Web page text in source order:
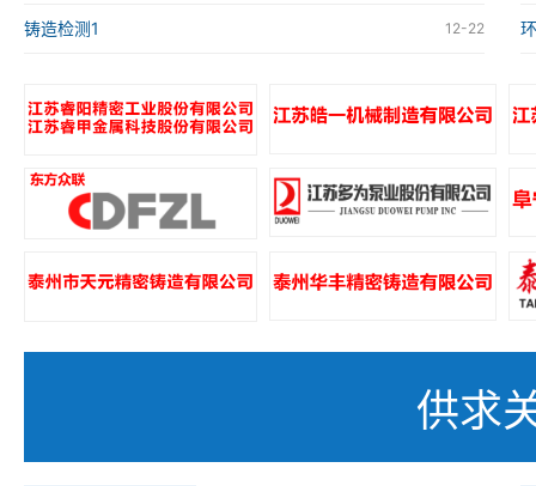
12-22
铸造检测1
供求